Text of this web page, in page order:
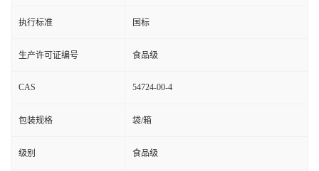
执行标准 国标
生产许可证编号 食品级
CAS 54724-00-4
包装规格 袋/箱
级别 食品级